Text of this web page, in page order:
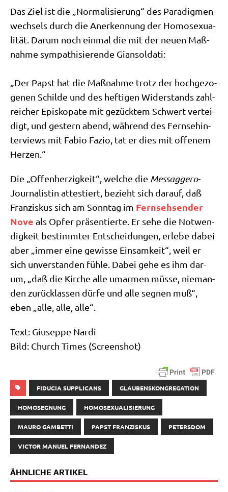
Das Ziel ist die „Nor­ma­li­sie­rung“ des Para­dig­men­
wech­sels durch die Aner­ken­nung der Homo­se­xua­
li­tät. Dar­um noch ein­mal die mit der neu­en Maß­
nah­me sym­pa­thi­sie­ren­de Gian­sol­da­ti:
„Der Papst hat die Maß­nah­me trotz der hoch­ge­zo­
ge­nen Schil­de und des hef­ti­gen Wider­stands zahl­
rei­cher Epi­sko­pa­te mit gezück­tem Schwert ver­tei­
digt, und gestern abend, wäh­rend des Fern­seh­in­
ter­views mit Fabio Fazio, tat er dies mit offe­nem
Herzen.“
Die „Offen­her­zig­keit“, wel­che die Mess­ag­ge­ro-
Jour­na­li­stin atte­stiert, bezieht sich dar­auf, daß
Fran­zis­kus sich am Sonn­tag im Fern­seh­sen­der
Nove als Opfer prä­sen­tier­te. Er sehe die Not­wen­
dig­keit bestimm­ter Ent­schei­dun­gen, erle­be dabei
aber „immer eine gewis­se Ein­sam­keit“, weil er
sich unver­stan­den füh­le. Dabei gehe es ihm dar­
um, „daß die Kir­che alle umar­men müs­se, nie­man­
den zurück­las­sen dür­fe und alle seg­nen muß“,
eben „alle, alle, alle“.
Text: Giu­sep­pe Nar­di
Bild: Church Times (Screen­shot)
FIDUCIA SUPPLICANS GLAUBENSKONGREGATION
HOMOSEGNUNG HOMOSEXUALISIERUNG
MAURO GAMBETTI PAPST FRANZISKUS PETERSDOM
VICTOR MANUEL FERNANDEZ
ÄHNLICHE ARTIKEL